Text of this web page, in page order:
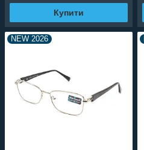
Купити
NEW 2026